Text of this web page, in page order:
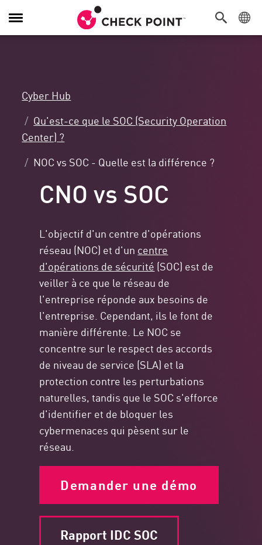
Navigation
dans
Cyber Hub
Qu'est-ce que le SOC (Security Operation
Center) ?
NOC vs SOC - Quelle est la différence ?
CNO vs SOC
L'objectif d'un centre d'opérations
réseau (NOC) et d'un centre
d'opérations de sécurité (SOC) est de
veiller à ce que le réseau de
l'entreprise réponde aux besoins de
l'entreprise. Cependant, ils le font de
manière différente. Le NOC se
concentre sur le respect des accords
de niveau de service (SLA) et la
protection contre les perturbations
naturelles, tandis que le SOC s'efforce
d'identifier et de bloquer les
cybermenaces qui pèsent sur le
réseau.
Demander une démo
Rapport IDC SOC